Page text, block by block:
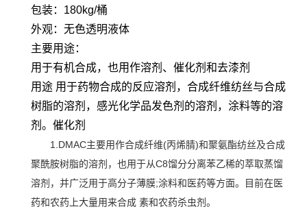
包装：180kg/桶
外观：无色透明液体
主要用途：
用于有机合成，也用作溶剂、催化剂和去漆剂
用途 用于药物合成的反应溶剂，合成纤维纺丝与合成
树脂的溶剂，感光化学品发色剂的溶剂，涂料等的溶
剂。催化剂
1.DMAC主要用作合成纤维(丙烯腈)和聚氨酯纺丝及合成
聚酰胺树脂的溶剂，也用于从C8馏分分离苯乙稀的萃取蒸馏
溶剂，并广泛用于高分子薄膜;涂料和医药等方面。目前在医
药和农药上大量用来合成 素和农药杀虫剂。